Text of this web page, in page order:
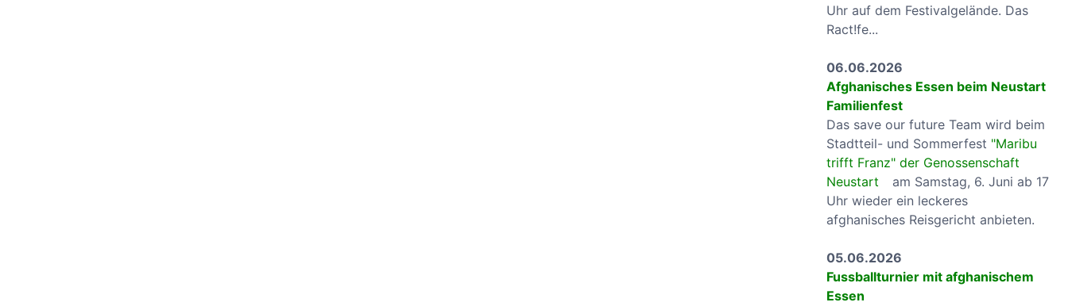
Uhr auf dem Festivalgelände. Das
Ract!fe...
06.06.2026
Afghanisches Essen beim Neustart
Familienfest
Das save our future Team wird beim
Stadtteil- und Sommerfest "Maribu
trifft Franz" der Genossenschaft
Neustart
am Samstag, 6. Juni ab 17
Uhr wieder ein leckeres
afghanisches Reisgericht anbieten.
05.06.2026
Fussballturnier mit afghanischem
Essen